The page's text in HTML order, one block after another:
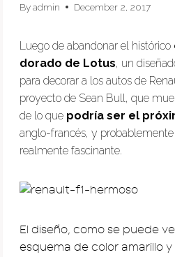
Byadmin December 2, 2017
Luego de abandonar el histórico
dorado de Lotus, un
para decorar a los autos de
proyecto de Sean Bull, que
de lo que podría ser el
anglo-francés, y probablemente
realmente fascinante.
El diseño, como se puede
esquema de color amarillo